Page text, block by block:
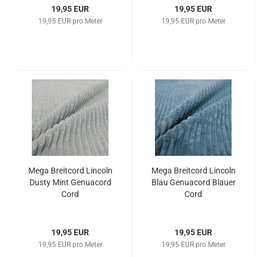
19,95 EUR
19,95 EUR pro Meter
19,95 EUR
19,95 EUR pro Meter
Mega Breit­cord Lin­coln
Dusty Mint Ge­nu­acord
Cord
19,95 EUR
19,95 EUR pro Meter
Mega Breit­cord Lin­coln
Blau Ge­nu­acord Blau­er
Cord
19,95 EUR
19,95 EUR pro Meter